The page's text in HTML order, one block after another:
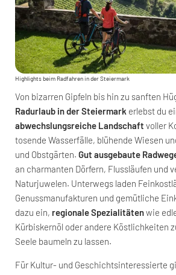
Highlights beim Radfahren in der Steiermark
Von bizarren Gipfeln bis hin zu sanften
Radurlaub in der Steiermark erlebst du
abwechslungsreiche Landschaft voller
tosende Wasserfälle, blühende Wiesen
und Obstgärten. Gut ausgebaute
an charmanten Dörfern, Flussläufen und
Naturjuwelen. Unterwegs laden
Genussmanufakturen und gemütliche
dazu ein, regionale Spezialitätenwie
Kürbiskernöl oder andere Köstlichkeiten
Seele baumeln zu lassen.
Für Kultur- und Geschichtsinteressierte